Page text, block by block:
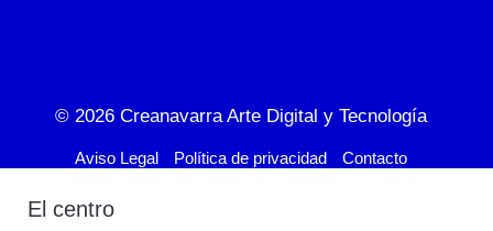
© 2026 Creanavarra Arte Digital y Tecnología
Aviso Legal Política de privacidad Contacto
El centro